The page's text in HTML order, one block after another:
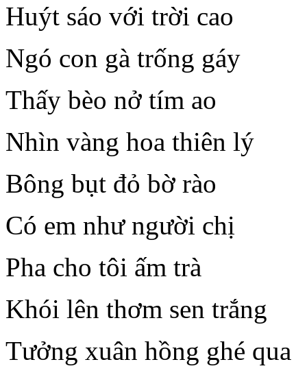
Huýt sáo với trời cao
Ngó con gà trống gáy
Thấy bèo nở tím ao
Nhìn vàng hoa thiên lý
Bông bụt đỏ bờ rào
Có em như người chị
Pha cho tôi ấm trà
Khói lên thơm sen trắng
Tưởng xuân hồng ghé qua